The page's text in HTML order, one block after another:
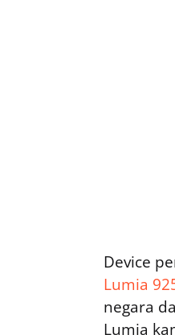
Device
Lumia
negara
Lumia